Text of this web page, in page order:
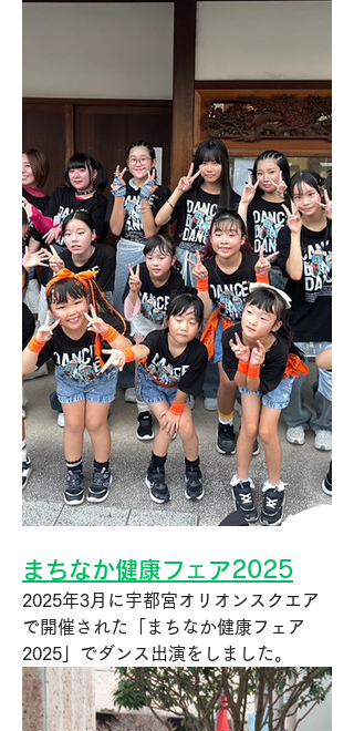
まちなか健康フェア2025
2025年3月に宇都宮オリオンスクエア
で開催された
まちなか健康フェア
2025 」でダンス出演をしました。